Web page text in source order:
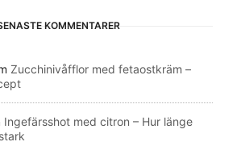
KOMMENTARER
Zucchinivåfflor med fetaostkräm –
Ingefärsshot med citron – Hur länge